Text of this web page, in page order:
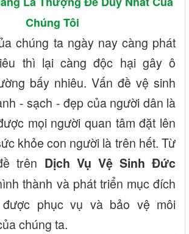
Chúng Tôi
chúng ta ngày nay càng phát
thì lại càng độc hại gây ô
bấy nhiêu. Vấn đề vệ sinh
- sạch - đẹp của người dân là
mọi người quan tâm đặt lên
khỏe con người là trên hết. Từ
trên Dịch Vụ Vệ Sinh Đức
thành và phát triển mục đích
được phục vụ và bảo vệ môi
chúng ta.